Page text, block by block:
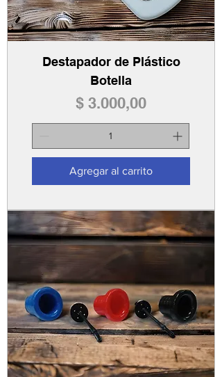
Destapador de Plástico
Botella
Precio
$ 3.000,00
Agregar al carrito